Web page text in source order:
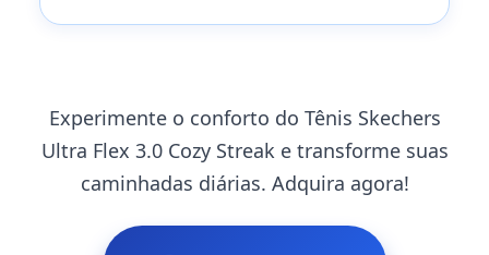
Experimente o conforto do Tênis Skechers
Ultra Flex 3.0 Cozy Streak e transforme suas
caminhadas diárias. Adquira agora!